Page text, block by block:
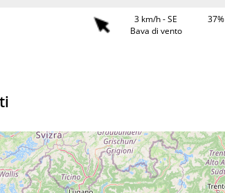
5 km/h - O
Bava di vento
5 km/h - O
Bava di vento
3 km/h - SO
Bava di vento
3 km/h - SE
Bava di vento
37%
0.1 mm
19 km/h - NE
Brezza tesa
39%
18 km/h - N
Brezza tesa
51%